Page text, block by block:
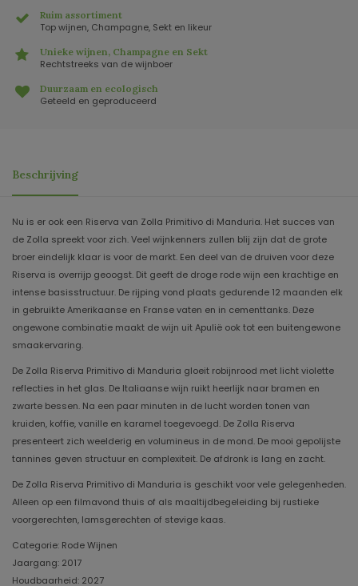
Ruim assortiment
Top wijnen, Champagne, Sekt en likeur
Unieke wijnen, Champagne en Sekt
Rechtstreeks van de wijnboer
Duurzaam en ecologisch
Geteeld en geproduceerd
Beschrijving
Nu is er ook een Riserva van Zolla Primitivo di Manduria. Het succes van
de Zolla spreekt voor zich. Veel wijnkenners zullen blij zijn dat de grote
broer eindelijk klaar is voor de markt. Een deel van de druiven voor deze
Riserva is overrijp geoogst. Dit geeft de droge rode wijn een krachtige en
intense basisstructuur. De rijping vond plaats gedurende 12 maanden elk
in gebruikte Amerikaanse en Franse vaten en in cementtanks. Deze
ongewone combinatie maakt de wijn uit Apulië ook tot een buitengewone
smaakervaring.
De Zolla Riserva Primitivo di Manduria gloeit robijnrood met licht violette
reflecties in het glas. De Italiaanse wijn ruikt heerlijk naar bramen en
zwarte bessen. Na een paar minuten in de lucht worden tonen van
kruiden, koffie, vanille en karamel toegevoegd. De Zolla Riserva
presenteert zich weelderig en volumineus in de mond. De mooi gepolijste
tannines geven structuur en complexiteit. De afdronk is lang en zacht.
De Zolla Riserva Primitivo di Manduria is geschikt voor vele gelegenheden.
Alleen op een filmavond thuis of als maaltijdbegeleiding bij rustieke
voorgerechten, lamsgerechten of stevige kaas.
Categorie: Rode Wijnen
Jaargang: 2017
Houdbaarheid: 2027